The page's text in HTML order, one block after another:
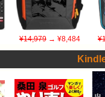
¥14,979→ ¥8,484